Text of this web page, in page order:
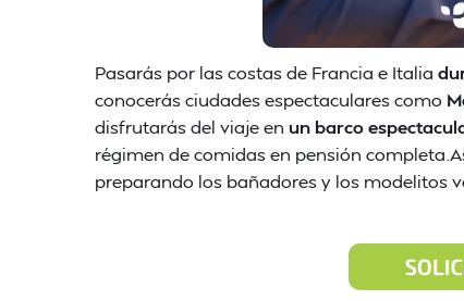
Pasarás por las costas de Francia e Italia
conocerás ciudades espectaculares como
disfrutarás del viaje en un barco
régimen de comidas en pensión
preparando los bañadores y los modelitos